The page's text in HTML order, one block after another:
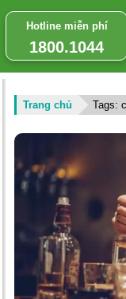
Hotline miễn phí
1800.1044
Trang chủ Tags: